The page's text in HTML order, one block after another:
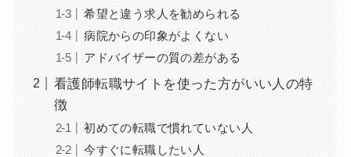
希望と違う求人を勧められる
病院からの印象がよくない
アドバイザーの質の差がある
看護師転職サイトを使った方がいい人の特
徴
初めての転職で慣れていない人
今すぐに転職したい人